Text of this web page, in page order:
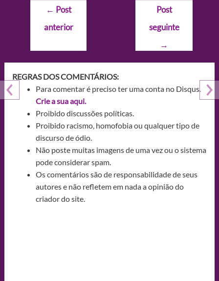
Navegação
Post
← Post
anterior
Post
seguinte
→
REGRAS DOS COMENTÁRIOS:
Para comentar é preciso ter uma conta no Disqus.
Crie a sua aqui.
Proibido discussões políticas.
Proibido racismo, homofobia ou qualquer tipo de
discurso de ódio.
Não poste muitas imagens de uma vez ou o sistema
pode considerar spam.
Os comentários são de responsabilidade de seus
autores e não refletem em nada a opinião do
criador do site.